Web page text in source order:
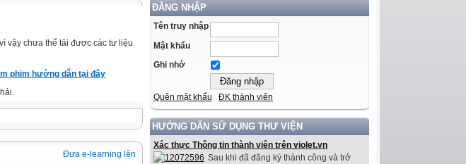
ĐĂNG NHẬP
Tên truy nhập
Mật khẩu
Ghi nhớ
Quên mật khẩu ĐK thành viên
HƯỚNG DẪN SỬ DỤNG THƯ VIỆN
Xác thực Thông tin thành viên trên violet.vn
Sau khi đã đăng ký thành công và trở
vậy chưa thể tải được các tư liệu
phim hướng dẫn tại đây
Đưa e-learning lên